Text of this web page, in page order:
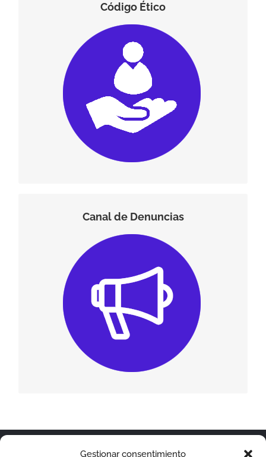
Gestionar consentimiento
Código Ético
Código Ético
(descargar)
Canal de Denuncias
Canal de denuncias
Canal de Denuncias
© Copyright 2019 -2026 | Eiffage Metal by